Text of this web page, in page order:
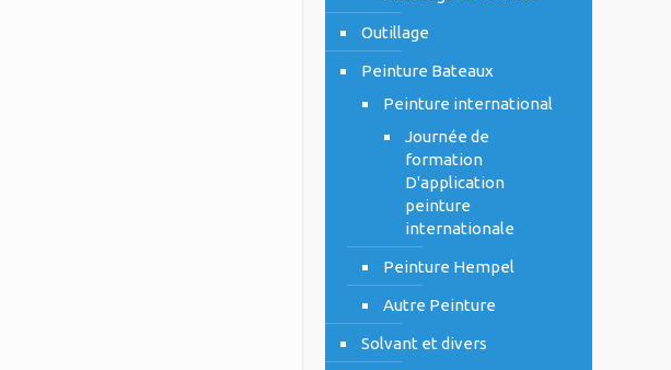
Outillage
Peinture Bateaux
Peinture international
Journée de
formation
D'application
peinture
internationale
Peinture Hempel
Autre Peinture
Solvant et divers